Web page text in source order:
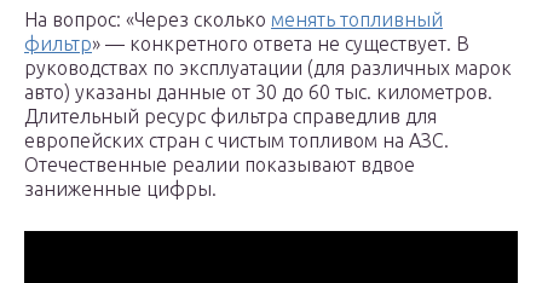
На вопрос: «Через сколько менять топливный
фильтр» — конкретного ответа не существует. В
руководствах по эксплуатации (для различных марок
авто) указаны данные от 30 до 60 тыс. километров.
Длительный ресурс фильтра справедлив для
европейских стран с чистым топливом на АЗС.
Отечественные реалии показывают вдвое
заниженные цифры.